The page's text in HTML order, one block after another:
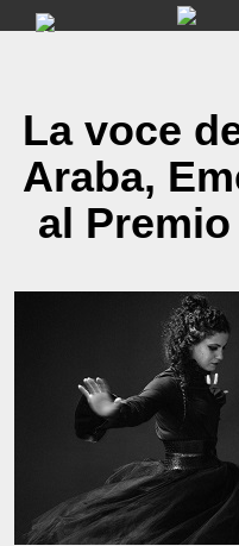
Skip
La voce
Araba,
al Premio